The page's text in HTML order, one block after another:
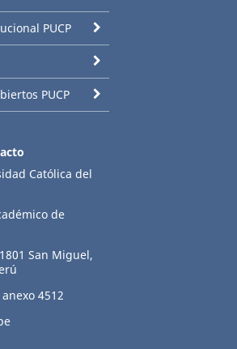
PUCP
PUCP
Católica del
de
San Miguel,
4512